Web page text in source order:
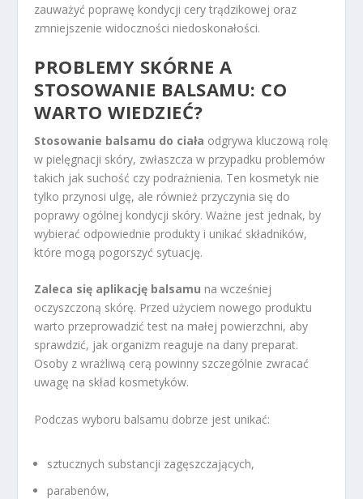
zauważyć poprawę kondycji cery trądzikowej oraz
zmniejszenie widoczności niedoskonałości.
PROBLEMY SKÓRNE A
STOSOWANIE BALSAMU: CO
WARTO WIEDZIEĆ?
Stosowanie balsamu do ciała odgrywa kluczową rolę
w pielęgnacji skóry, zwłaszcza w przypadku problemów
takich jak suchość czy podrażnienia. Ten kosmetyk nie
tylko przynosi ulgę, ale również przyczynia się do
poprawy ogólnej kondycji skóry. Ważne jest jednak, by
wybierać odpowiednie produkty i unikać składników,
które mogą pogorszyć sytuację.
Zaleca się aplikację balsamu na wcześniej
oczyszczoną skórę. Przed użyciem nowego produktu
warto przeprowadzić test na małej powierzchni, aby
sprawdzić, jak organizm reaguje na dany preparat.
Osoby z wrażliwą cerą powinny szczególnie zwracać
uwagę na skład kosmetyków.
Podczas wyboru balsamu dobrze jest unikać:
sztucznych substancji zagęszczających,
parabenów,